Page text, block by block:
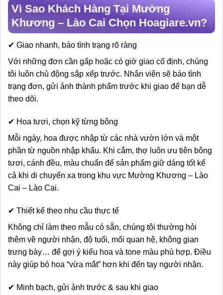
Vì Sao Khách Hàng Tại Mường
Khương – Lào Cai Chọn Hoagiare.vn?
✔ Giao nhanh, báo tình trạng rõ ràng
Với những đơn cần gấp hoặc có giờ giao cố định, chúng
tôi luôn chủ động sắp xếp trước. Nhân viên sẽ báo tình
trạng đơn, gửi ảnh thành phẩm trước khi giao để bạn dễ
theo dõi.
✔ Hoa tươi, chọn kỹ từng bông
Mỗi ngày, hoa được nhập từ các nhà vườn lớn và một
phần từ nguồn nhập khẩu. Khi cắm, thợ luôn ưu tiên bông
tươi, cánh đều, màu chuẩn để sản phẩm giữ dáng tốt kể
cả khi di chuyển xa trong khu vực Mường Khương – Lào
Cai – Lào Cai.
✔ Thiết kế theo nhu cầu thực tế
Không chỉ làm theo mẫu có sẵn, chúng tôi thường hỏi
thêm về người nhận, độ tuổi, mối quan hệ, không gian
trưng bày… để gợi ý kiểu hoa và tone màu phù hợp. Điều
này giúp bó hoa “vừa mắt” hơn khi đến tay người nhận.
✔ Minh bạch, gửi ảnh trước & sau khi giao